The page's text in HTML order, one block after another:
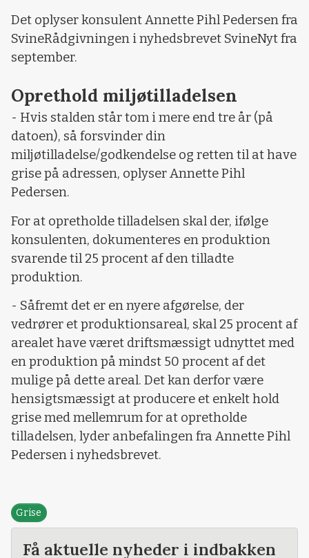
Det oplyser konsulent Annette Pihl Pedersen fra
SvineRådgivningen i nyhedsbrevet SvineNytfra
september.
Oprethold miljøtilladelsen
- Hvis stalden står tom i mere end tre år (på
datoen), så forsvinder din
miljøtilladelse/godkendelse og retten til at have
grise på adressen, oplyser Annette Pihl
Pedersen.
For at opretholde tilladelsen skal der, ifølge
konsulenten, dokumenteres en produktion
svarende til 25 procent af den tilladte
produktion.
- Såfremt det er en nyere afgørelse, der
vedrører et produktionsareal, skal 25 procent af
arealet have været driftsmæssigt udnyttet med
en produktion på mindst 50 procent af det
mulige på dette areal. Det kan derfor være
hensigtsmæssigt at producere et enkelt hold
grise med mellemrum for at opretholde
tilladelsen, lyder anbefalingen fra Annette Pihl
Pedersen i nyhedsbrevet.
Grise
Få aktuelle nyheder i indbakken